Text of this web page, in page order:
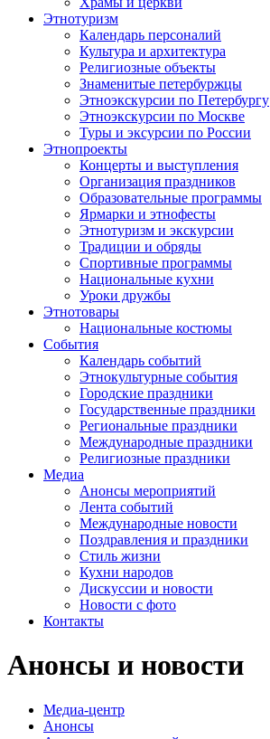
Этнотуризм
Календарь персоналий
Культура и архитектура
Религиозные объекты
Знаменитые петербуржцы
Этноэкскурсии по Петербургу
Этноэкскурсии по Москве
Туры и эксурсии по России
Этнопроекты
Концерты и выступления
Организация праздников
Образовательные программы
Ярмарки и этнофесты
Этнотуризм и экскурсии
Традиции и обряды
Спортивные программы
Национальные кухни
Уроки дружбы
Этнотовары
Национальные костюмы
События
Календарь событий
Этнокультурные события
Городские праздники
Государственные праздники
Региональные праздники
Международные праздники
Религиозные праздники
Медиа
Анонсы мероприятий
Лента событий
Международные новости
Поздравления и праздники
Cтиль жизни
Кухни народов
Дискуссии и новости
Новости с фото
Контакты
Анонсы и новости
Медиа-центр
Анонсы